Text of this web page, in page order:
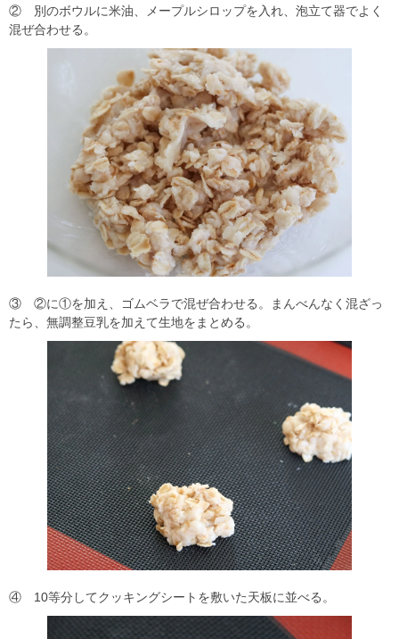
② 別のボウルに米油、メープルシロップを入れ、泡立て器でよく
混ぜ合わせる。
③ ②に①を加え、ゴムベラで混ぜ合わせる。まんべんなく混ざっ
たら、無調整豆乳を加えて生地をまとめる。
④ 10等分してクッキングシートを敷いた天板に並べる。